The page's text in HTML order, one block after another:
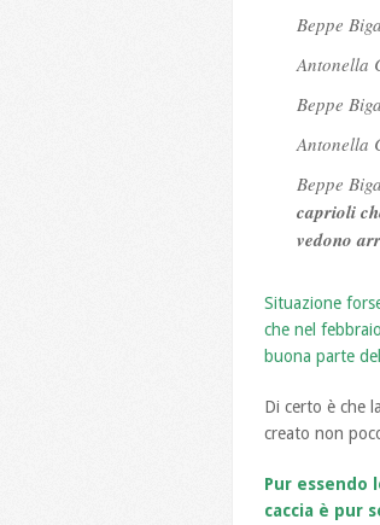
Beppe
Antonella
Beppe
Antonella
Beppe
caprioli
vedono
Situazione
che nel
buona parte
Di certo è che
creato non
Pur essendo
caccia è pur